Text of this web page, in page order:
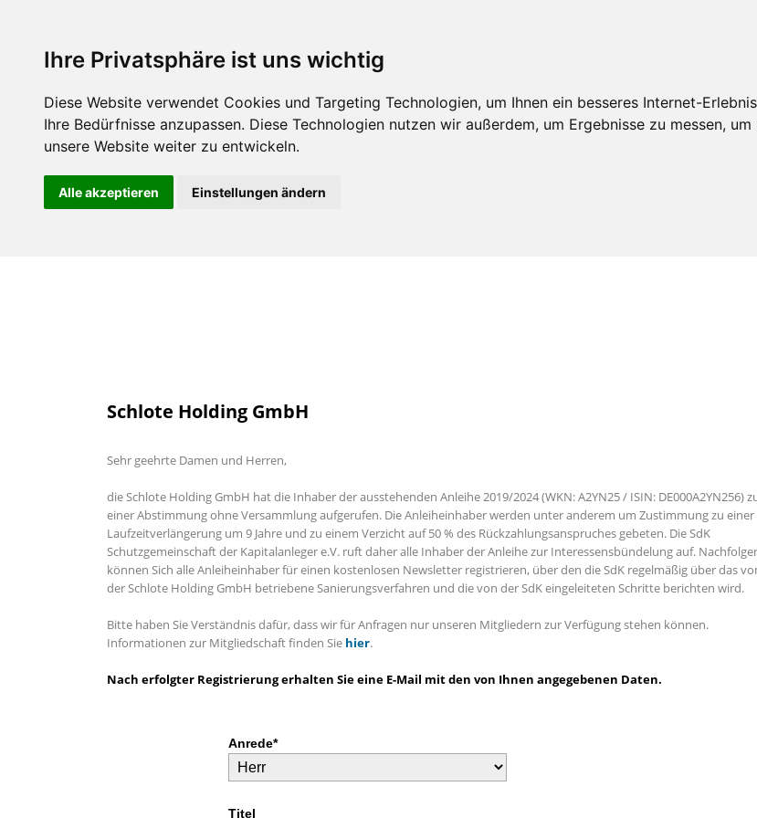
Ihre Privatsphäre ist uns wichtig
Diese Website verwendet Cookies und Targeting Technologien, um Ihnen ein besseres Internet-
Ihre Bedürfnisse anzupassen. Diese Technologien nutzen wir außerdem, um Ergebnisse zu messen,
unsere Website weiter zu entwickeln.
Alle akzeptieren Einstellungen ändern
Schlote Holding GmbH
Sehr geehrte Damen und Herren,
dieSchlote Holding GmbH hat die Inhaber der ausstehenden Anleihe 2019/2024 (WKN: A2YN25 / ISIN: DE000A2YN256)
einerAbstimmung ohne Versammlung aufgerufen. Die Anleiheinhaber werden unter anderem um Zustimmung zu einer
Laufzeitverlängerung um 9 Jahre und zu einem Verzicht auf 50 % des Rückzahlungsanspruches gebeten. Die SdK
Schutzgemeinschaft der Kapitalanleger e.V. ruft daher alle Inhaber der Anleihe zur Interessensbündelung auf.
können Sich alle Anleiheinhaberfür einen kostenlosen Newsletter registrieren, über den die SdK regelmäßig über das
der Schlote Holding GmbH betriebene Sanierungsverfahren und die von der SdK eingeleiteten Schritte berichten wird.
Bitte haben Sie Verständnis dafür, dass wir für Anfragen nur unseren Mitgliedern zur Verfügung stehen können.
Informationen zur Mitgliedschaft finden Sie hier.
Nach erfolgter Registrierung erhalten Sie eine E-Mail mit den von Ihnen angegebenen Daten.
Anrede*
Titel